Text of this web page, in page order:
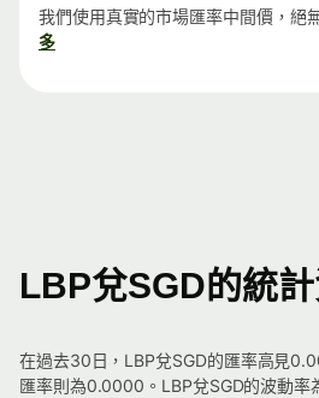
我們使用真實的市場匯率中間價，絕
多
LBP兌SGD的統
在過去30日，LBP兌SGD的匯率高見
匯率則為0.0000。LBP兌SGD的波動率